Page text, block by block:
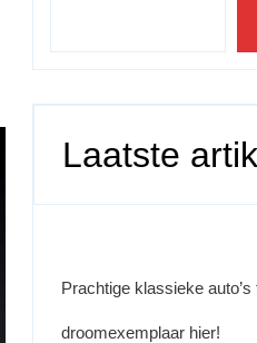
Laatste
Prachtige klassieke
droomexemplaar hier!